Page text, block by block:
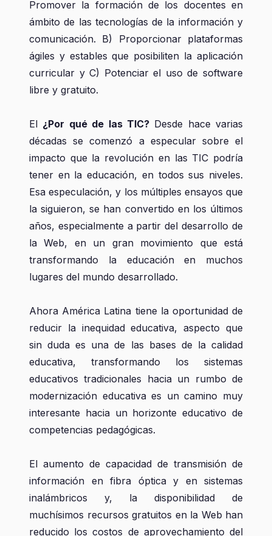
Promover la formación de los docentes en
ámbito de las tecnologías de la información y
comunicación. B) Proporcionar plataformas
ágiles y estables que posibiliten la aplicación
curricular y C) Potenciar el uso de software
libre y gratuito.
El ¿Por qué de las TIC?Desde hace varias
décadas se comenzó a especular sobre el
impacto que la revolución en las TIC podría
tener en la educación, en todos sus niveles.
Esa especulación, y los múltiples ensayos que
la siguieron, se han convertido en los últimos
años, especialmente a partir del desarrollo de
la Web, en un gran movimiento que está
transformando la educación en muchos
lugares del mundo desarrollado.
Ahora América Latina tiene la oportunidad de
reducir la inequidad educativa, aspecto que
sin duda es una de las bases de la calidad
educativa, transformando los sistemas
educativos tradicionales hacia un rumbo de
modernización educativa es un camino muy
interesante hacia un horizonte educativo de
competencias pedagógicas.
El aumento de capacidad de transmisión de
información en fibra óptica y en sistemas
inalámbricos y, la disponibilidad de
muchísimos recursos gratuitos en la Web han
reducido los costos de aprovechamiento del